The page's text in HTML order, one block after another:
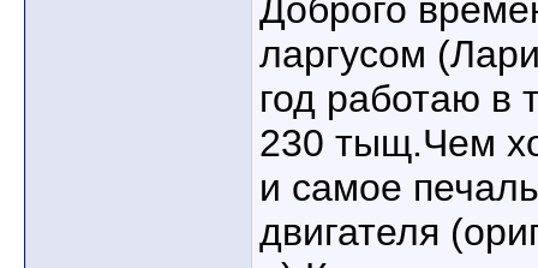
Доброго
ларгусом
год работаю в
230 тыщ.Чем
и самое
двигателя